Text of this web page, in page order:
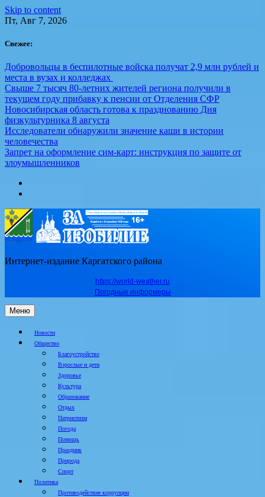
Skip to content
Пт, Авг 7, 2026
Свежее:
Добровольцы в беспилотные войска получат 2,9 млн рублей и
места в вузах и колледжах
Свыше 7 тысяч 80-летних жителей региона получили в
текущем году прибавку к пенсии от Отделения СФР
Новосибирская область готова к празднованию Дня
физкультурника 8 августа
Исследователи обнаружили значение каши в истории
человечества
Запрет на оформление сим-карт: инструкция по защите от
злоумышленников
Интернет-издание Каргатского района
https://world-weather.ru
Погодные информеры
Меню
Новости
Общество
Благоустройство
Взрослые и дети
Здоровье
Культура
Образование
Отдых
Патриотизм
Погода
Помощь
Праздник
Природа
Спорт
Политика
Противодействие коррупции